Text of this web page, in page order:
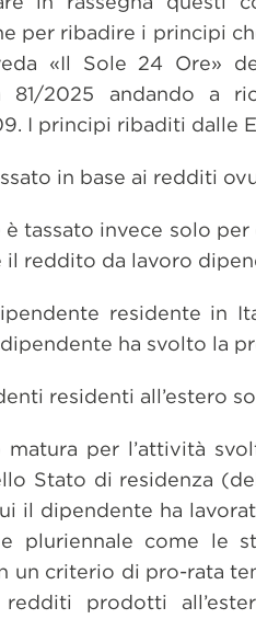
per ribadire i principi
«Il Sole 24 Ore»
81/2025 andando a
I principi ribaditi dalle
in base ai redditi
tassato invece solo
reddito da lavoro
residente in
ha svolto la
residenti all’estero
per l’attività
Stato di residenza
il dipendente ha
e pluriennale come le
un criterio di pro-rata
prodotti